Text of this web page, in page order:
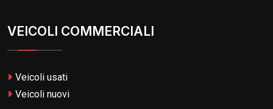
VEICOLI COMMERCIALI
Veicoli usati
Veicoli nuovi